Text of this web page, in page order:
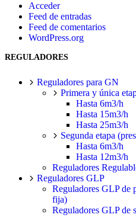
Acceder
Feed de entradas
Feed de comentarios
WordPress.org
REGULADORES
Reguladores para GN
Primera y única
Hasta 6m3/h
Hasta 15m3/h
Hasta 25m3/h
Segunda etapa
Hasta 6m3/h
Hasta 12m3/h
Reguladores
Reguladores GLP
Reguladores GLP de
fija)
Reguladores GLP de